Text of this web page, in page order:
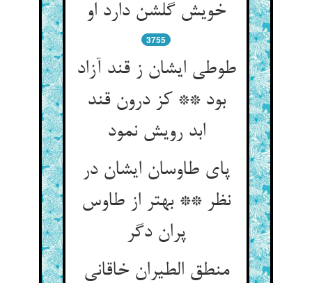
خویش گلشن دارد او
3755
طوطی ایشان ز قند آزاد
بود ** کز درون قند
ابد رویش نمود
پای طاوسان ایشان در
نظر ** بهتر از طاوس
پران دگر
منطق الطیران خاقانی